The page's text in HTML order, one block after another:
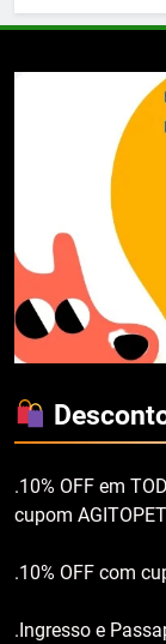
.10% OFF em
cupom AGITOPET
.10% OFF com
.Ingresso e